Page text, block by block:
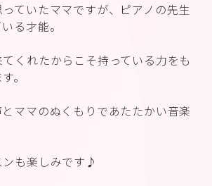
っていたママですが、ピアノの先生
る才能。
くれたからこそ持っている力をも
。
ママのぬくもりであたたかい音楽
ンも楽しみです♪